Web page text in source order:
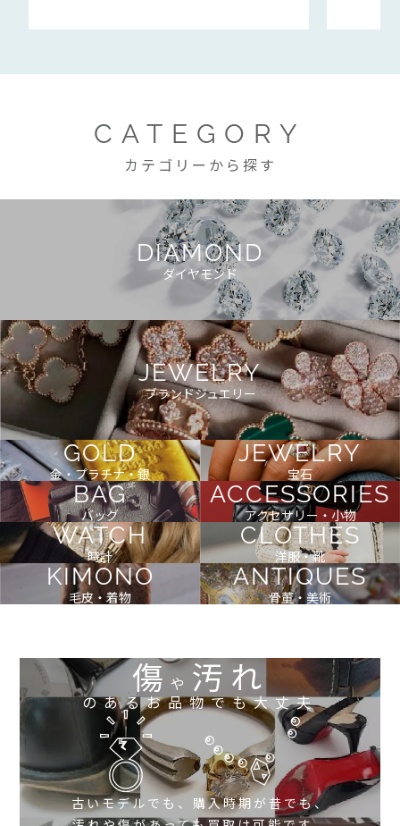
CATEGORY
カテゴリーから探す
DIAMOND
ダイヤモンド
JEWELRY
ブランドジュエリー
GOLD
金・プラチナ・銀
JEWELRY
宝石
BAG
バッグ
ACCESSORIES
アクセサリー・小物
WATCH
時計
CLOTHES
洋服・靴
KIMONO
毛皮・着物
ANTIQUES
骨董・美術
傷や 汚れ
のあるお品物でも大丈夫
古いモデルでも、購入時期が昔でも、